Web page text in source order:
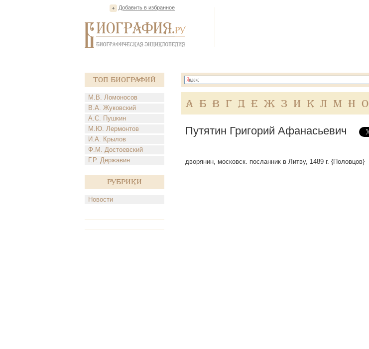
Добавить в избранное
Топ Биографий
М.В. Ломоносов
В.А. Жуковский
А.С. Пушкин
М.Ю. Лермонтов
И.А. Крылов
Ф.М. Достоевский
Г.Р. Державин
Рубрики
Новости
А Б В Г Д Е Ж З И К Л М Н О
Путятин Григорий Афанасьевич
дворянин, московск. посланник в Литву, 1489 г. {Половцов}